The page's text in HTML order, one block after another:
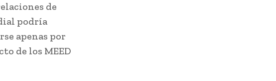
de
podría
apenas por
de los MEED